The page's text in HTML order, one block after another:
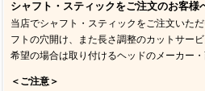
シャフト・スティックをご注文のお客様
当店でシャフト・スティックをご注文いた
フトの穴開け、また長さ調整のカットサー
希望の場合は取り付けるヘッドのメーカー
＜ご注意＞